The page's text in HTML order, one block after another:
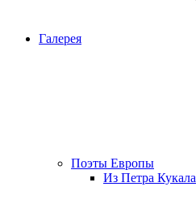
Галерея
Поэты Европы
Из Петра Кукала